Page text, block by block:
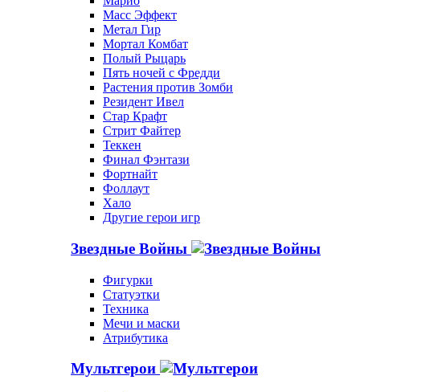
Масс Эффект
Метал Гир
Мортал Комбат
Полый Рыцарь
Пять ночей с Фредди
Растения против Зомби
Резидент Ивел
Стар Крафт
Стрит Файтер
Теккен
Финал Фэнтази
Фортнайт
Фоллаут
Хало
Другие герои игр
Звездные Войны
Фигурки
Статуэтки
Техника
Мечи и маски
Атрибутика
Мультгерои